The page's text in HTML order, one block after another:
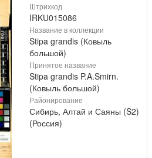
Штрихкод
IRKU015086
Название в коллекции
Stipa grandis (Ковыль
большой)
Принятое название
Stipa grandis P.A.Smirn.
(Ковыль большой)
Районирование
Сибирь, Алтай и Саяны (S2)
(Россия)